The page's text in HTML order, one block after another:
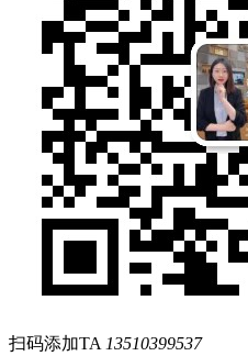
扫码添加TA 13510399537